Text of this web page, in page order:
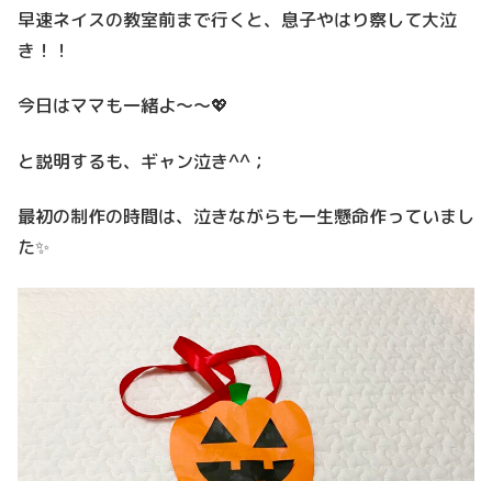
早速ネイスの教室前まで行くと、息子やはり察して大泣
き！！
今日はママも一緒よ～～💖
と説明するも、ギャン泣き^^；
最初の制作の時間は、泣きながらも一生懸命作っていまし
た✨